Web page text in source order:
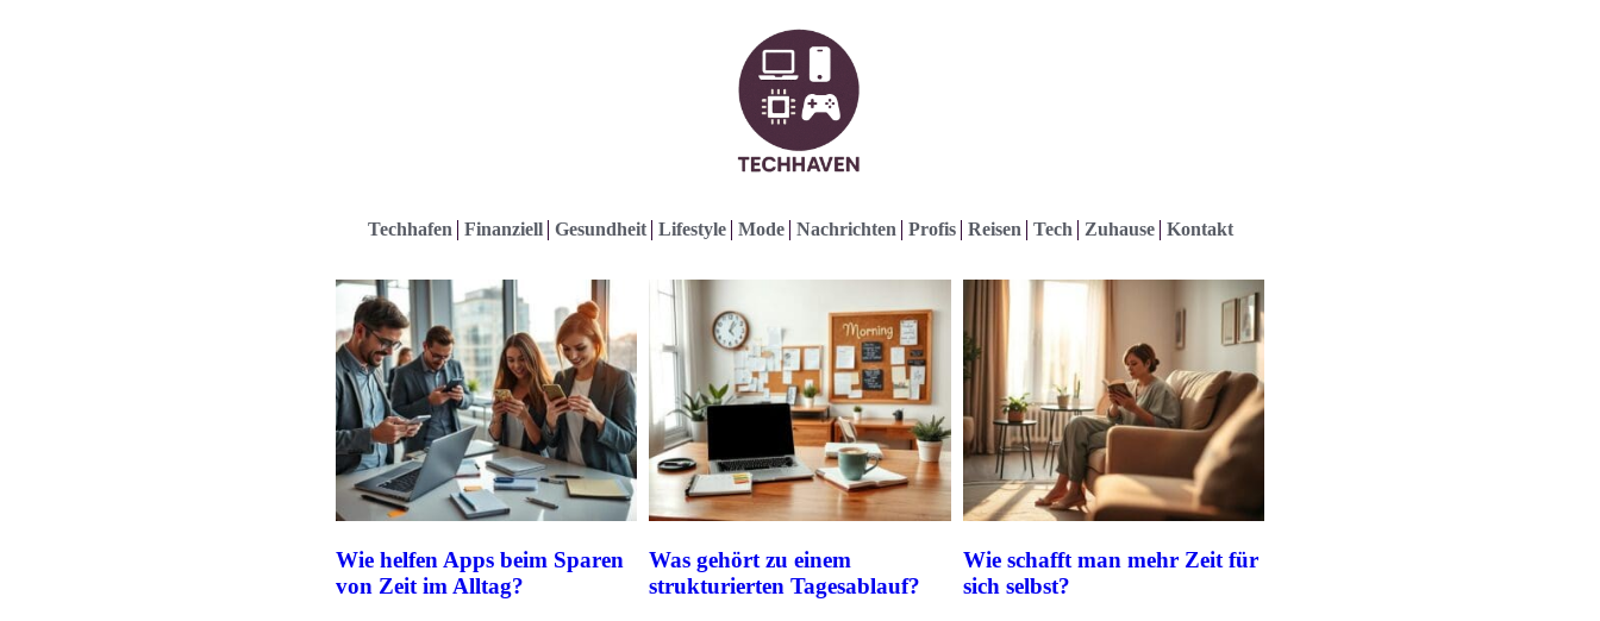
Techhafen Finanziell Gesundheit Lifestyle Mode Nachrichten Profis Reisen Tech Zuhause Kontakt
Wie helfen Apps beim Sparen
von Zeit im Alltag?
Was gehört zu einem
strukturierten Tagesablauf?
Wie schafft man mehr Zeit für
sich selbst?